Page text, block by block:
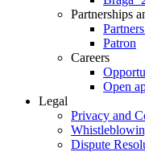
Partnerships
Patron
Careers
Open
Legal
Privacy and
Dispute